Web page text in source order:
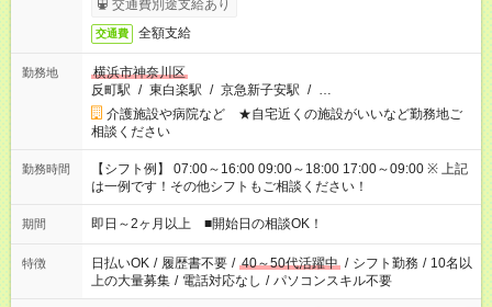
交通費別途支給あり
交通費 全額支給
勤務地
横浜市神奈川区
反町駅 / 東白楽駅 / 京急新子安駅 / …
介護施設や病院など ★自宅近くの施設がいいなど勤務地ご
相談ください
勤務時間
【シフト例】 07:00～16:00 09:00～18:00 17:00～09:00 ※ 上記
は一例です！その他シフトもご相談ください！
期間 即日～2ヶ月以上 ■開始日の相談OK！
特徴 日払いOK / 履歴書不要 / 40～50代活躍中 / シフト勤務 / 10名以
上の大量募集 / 電話対応なし / パソコンスキル不要